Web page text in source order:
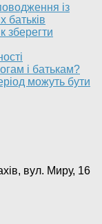
із
батьків
зберегти
і батькам?
можуть бути
вул. Миру, 16